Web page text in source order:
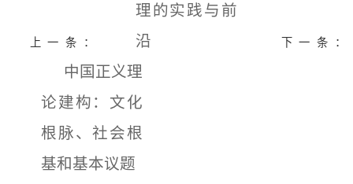
上一条：
理的实践与前
沿
下一条：
中国正义理
论建构：文化
根脉、社会根
基和基本议题